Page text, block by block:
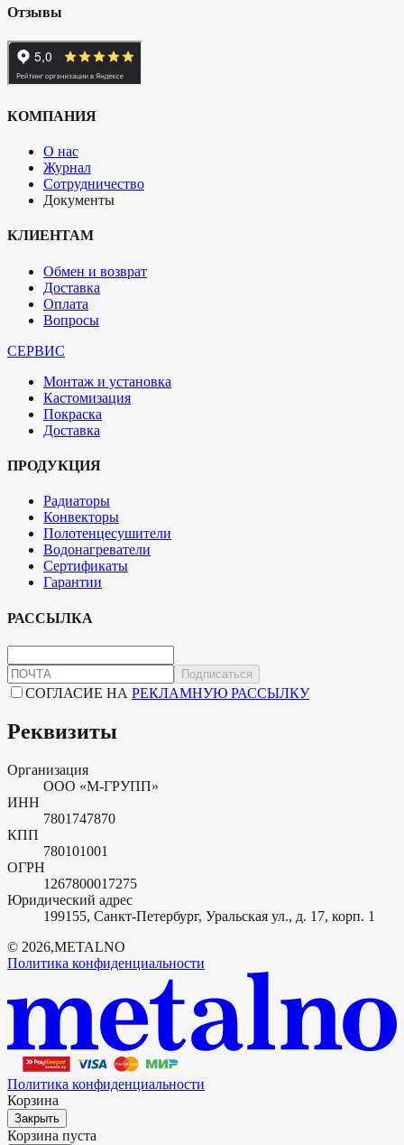
Отзывы
КОМПАНИЯ
О нас
Журнал
Сотрудничество
Документы
КЛИЕНТАМ
Обмен и возврат
Доставка
Оплата
Вопросы
СЕРВИС
Монтаж и установка
Кастомизация
Покраска
Доставка
ПРОДУКЦИЯ
Радиаторы
Конвекторы
Полотенцесушители
Водонагреватели
Сертификаты
Гарантии
РАССЫЛКА
Подписаться
СОГЛАСИЕ НА РЕКЛАМНУЮ РАССЫЛКУ
Реквизиты
Организация
ООО «М-ГРУПП»
ИНН
7801747870
КПП
780101001
ОГРН
1267800017275
Юридический адрес
199155, Санкт-Петербург, Уральская ул., д. 17, корп. 1
© 2026,METALNO
Политика конфиденциальности
Политика конфиденциальности
Корзина
Закрыть
Корзина пуста